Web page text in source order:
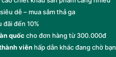
siêu dễ – mua sắm thả ga
đãi đến 10%
quốccho đơn hàng từ 300.000đ
viên hấp dẫn khác đang chờ bạn